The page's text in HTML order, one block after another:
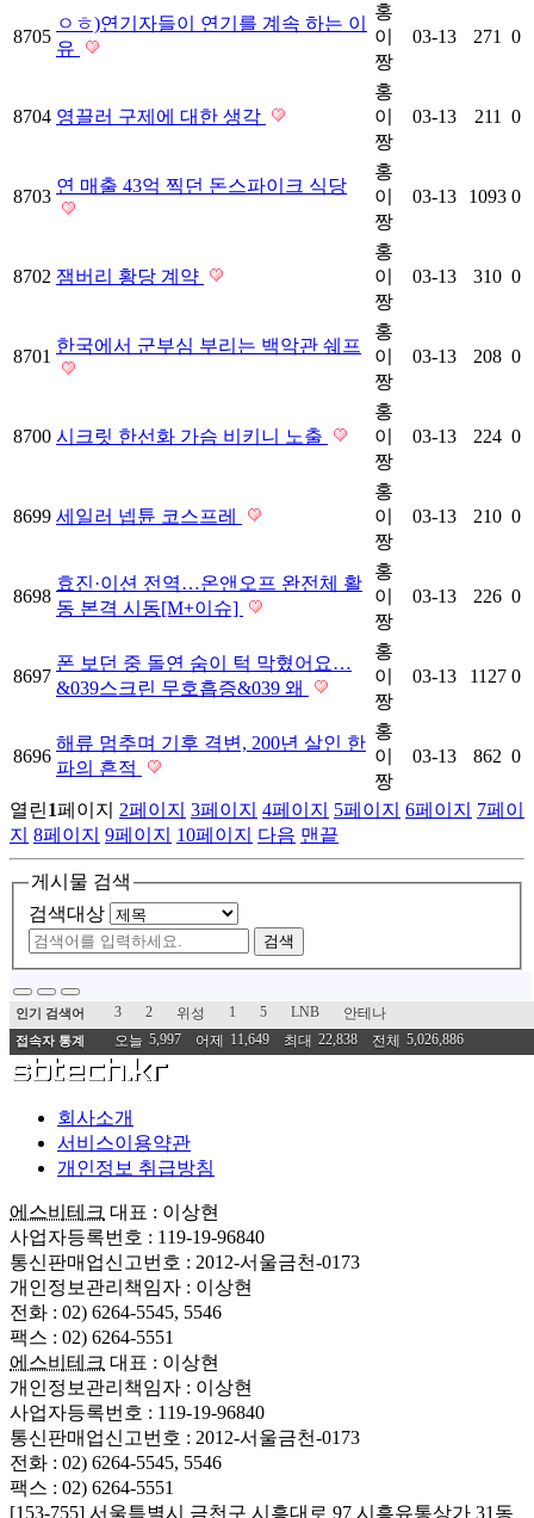
8705
ㅇㅎ)연기자들이 연기를 계속 하는 이
유
홍
이
짱
03-13 271 0
8704 영끌러 구제에 대한 생각
홍
이
짱
03-13 211 0
8703
연 매출 43억 찍던 돈스파이크 식당
홍
이
짱
03-13 1093 0
8702 잼버리 황당 계약
홍
이
짱
03-13 310 0
8701
한국에서 군부심 부리는 백악관 쉐프
홍
이
짱
03-13 208 0
8700 시크릿 한선화 가슴 비키니 노출
홍
이
짱
03-13 224 0
8699 세일러 넵튠 코스프레
홍
이
짱
03-13 210 0
8698
효진·이션 전역…온앤오프 완전체 활
동 본격 시동[M+이슈]
홍
이
짱
03-13 226 0
8697
폰 보던 중 돌연 숨이 턱 막혔어요…
&039스크린 무호흡증&039 왜
홍
이
짱
03-13 1127 0
8696
해류 멈추며 기후 격변, 200년 살인 한
파의 흔적
홍
이
짱
03-13 862 0
열린1페이지 2페이지 3페이지 4페이지 5페이지 6페이지 7페이
지 8페이지 9페이지 10페이지 다음 맨끝
게시물 검색
검색대상
검색
인기 검색어 3 2 위성 1 5 LNB 안테나
접속자 통계 오늘 5,997 어제 11,649 최대 22,838 전체 5,026,886
회사소개
서비스이용약관
개인정보 취급방침
에스비테크 대표 : 이상현
사업자등록번호 : 119-19-96840
통신판매업신고번호 : 2012-서울금천-0173
개인정보관리책임자 : 이상현
전화 : 02) 6264-5545, 5546
팩스 : 02) 6264-5551
에스비테크 대표 : 이상현
개인정보관리책임자 : 이상현
사업자등록번호 : 119-19-96840
통신판매업신고번호 : 2012-서울금천-0173
전화 : 02) 6264-5545, 5546
팩스 : 02) 6264-5551
[153-755] 서울특별시 금천구 시흥대로 97 시흥유통상가 31동